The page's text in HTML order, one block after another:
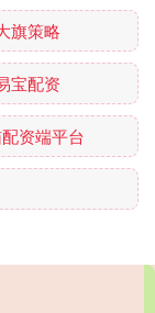
旗策略
宝配资
资端平台